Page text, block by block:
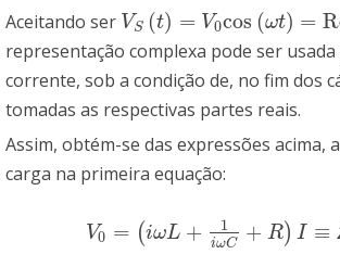
Aceitando ser VS (t) = V0cos (ωt) =
VS( t)=V 0cos(ωt)= Re(V 0ei ωt
representação complexa pode ser
corrente, sob a condição de, no fim dos
tomadas as respectivas partes reais.
Assim, obtém-se das expressões acima,
carga na primeira equação:
V0 = (iωL + 1
iωC + R) I ≡
V0 =(iωL+1iωC+R)I≡ Z(ω)I